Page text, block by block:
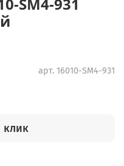
арт. 16010-SM4-931
клик